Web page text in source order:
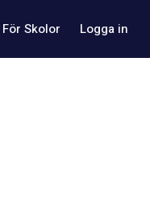
För Skolor Logga in